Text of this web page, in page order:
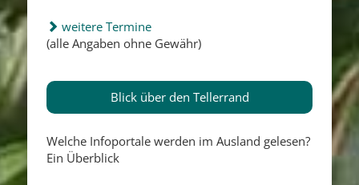
weitere Termine
(alle Angaben ohne Gewähr)
Blick über den Tellerrand
Welche Infoportale werden im Ausland gelesen?
Ein Überblick